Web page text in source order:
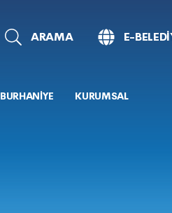
ARAMA E-
BURHANİYE KURUMSAL